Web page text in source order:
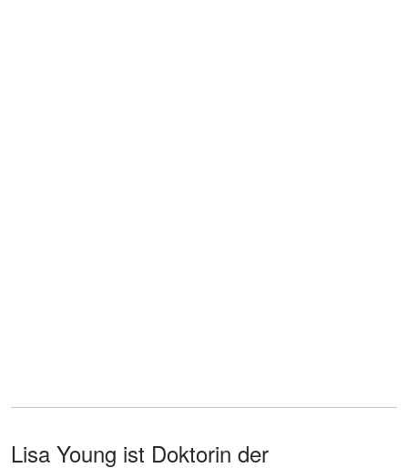
Lisa Young ist Doktorin der